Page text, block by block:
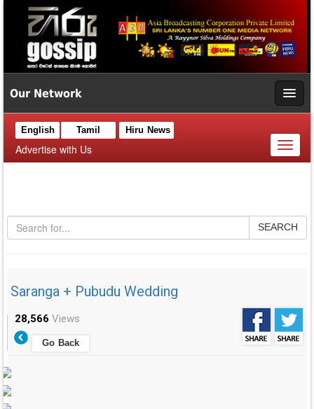
Our Network
English Tamil Hiru News
Advertise with Us
Toggle
SEARCH
Saranga + Pubudu Wedding
28,566 Views
Go Back